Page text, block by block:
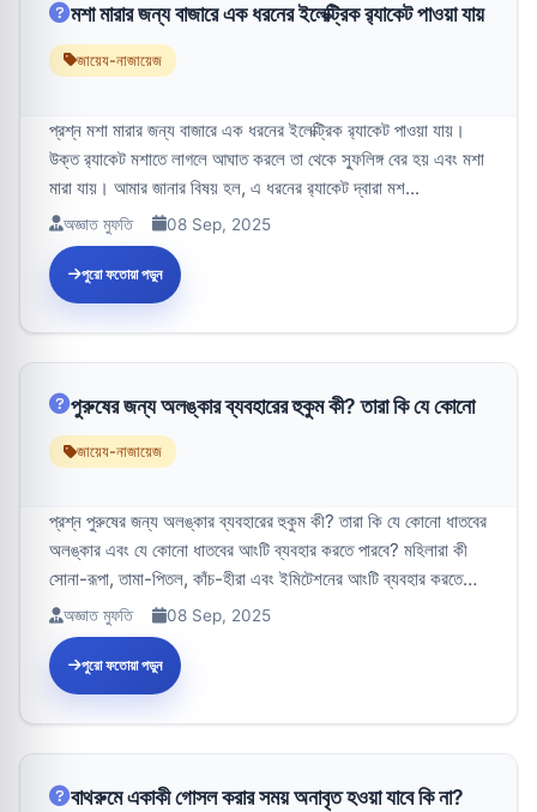
মশা মারার জন্য বাজারে এক ধরনের ইলেক্ট্রিক র‌্যাকেট পাওয়া যায়
জায়েয-নাজায়েজ
প্রশ্ন মশা মারার জন্য বাজারে এক ধরনের ইলেক্ট্রিক র‌্যাকেট পাওয়া যায়।
উক্ত র‌্যাকেট মশাতে লাগলে আঘাত করলে তা থেকে স্ফুলিঙ্গ বের হয় এবং মশা
মারা যায়। আমার জানার বিষয় হল, এ ধরনের র‌্যাকেট দ্বারা মশ...
অজ্ঞাত মুফতি 08 Sep, 2025
পুরো ফতোয়া পড়ুন
পুরুষের জন্য অলঙ্কার ব্যবহারের হুকুম কী? তারা কি যে কোনো
জায়েয-নাজায়েজ
প্রশ্ন পুরুষের জন্য অলঙ্কার ব্যবহারের হুকুম কী? তারা কি যে কোনো ধাতবের
অলঙ্কার এবং যে কোনো ধাতবের আংটি ব্যবহার করতে পারবে? মহিলারা কী
সোনা-রূপা, তামা-পিতল, কাঁচ-হীরা এবং ইমিটেশনের আংটি ব্যবহার করতে
প...অজ্ঞাত মুফতি 08 Sep, 2025
পুরো ফতোয়া পড়ুন
বাথরুমে একাকী গোসল করার সময় অনাবৃত হওয়া যাবে কি না?